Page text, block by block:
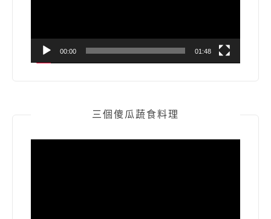
00:00 01:48
三個傻瓜蔬食料理